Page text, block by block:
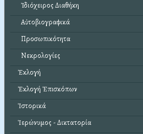
Ἰδιόχειρος Διαθήκη
Αὐτοβιογραφικά
Προσωπικότητα
Νεκρολογίες
Ἐκλογή
Ἐκλογή Ἐπισκόπων
Ἱστορικά
Ἱερώνυμος - Δικτατορία